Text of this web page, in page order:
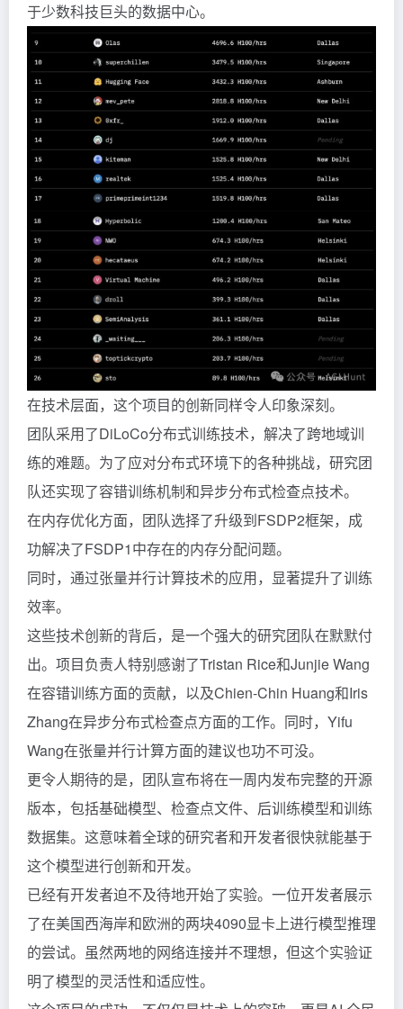
于少数科技巨头的数据中心。
在技术层面，这个项目的创新同样令人印象深刻。
团队采用了DiLoCo分布式训练技术，解决了跨地域训
练的难题。为了应对分布式环境下的各种挑战，研究团
队还实现了容错训练机制和异步分布式检查点技术。
在内存优化方面，团队选择了升级到FSDP2框架，成
功解决了FSDP1中存在的内存分配问题。
同时，通过张量并行计算技术的应用，显著提升了训练
效率。
这些技术创新的背后，是一个强大的研究团队在默默付
出。项目负责人特别感谢了Tristan Rice和Junjie Wang
在容错训练方面的贡献，以及Chien-Chin Huang和Iris
Zhang在异步分布式检查点方面的工作。同时，Yifu
Wang在张量并行计算方面的建议也功不可没。
更令人期待的是，团队宣布将在一周内发布完整的开源
版本，包括基础模型、检查点文件、后训练模型和训练
数据集。这意味着全球的研究者和开发者很快就能基于
这个模型进行创新和开发。
已经有开发者迫不及待地开始了实验。一位开发者展示
了在美国西海岸和欧洲的两块4090显卡上进行模型推理
的尝试。虽然两地的网络连接并不理想，但这个实验证
明了模型的灵活性和适应性。